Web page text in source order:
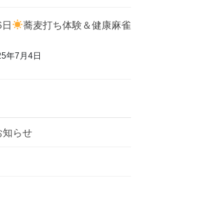
蕎麦打ち体験＆健康麻雀
年7月4日
知らせ